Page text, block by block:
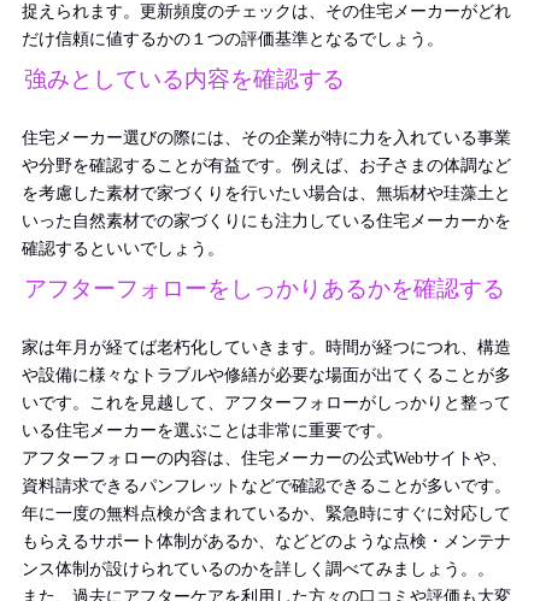
捉えられます。更新頻度のチェックは、その住宅メーカーがどれ
だけ信頼に値するかの１つの評価基準となるでしょう。
強みとしている内容を確認する
住宅メーカー選びの際には、その企業が特に力を入れている事業
や分野を確認することが有益です。例えば、お子さまの体調など
を考慮した素材で家づくりを行いたい場合は、無垢材や珪藻土と
いった自然素材での家づくりにも注力している住宅メーカーかを
確認するといいでしょう。
アフターフォローをしっかりあるかを確認する
家は年月が経てば老朽化していきます。時間が経つにつれ、構造
や設備に様々なトラブルや修繕が必要な場面が出てくることが多
いです。これを見越して、アフターフォローがしっかりと整って
いる住宅メーカーを選ぶことは非常に重要です。
アフターフォローの内容は、住宅メーカーの公式Webサイトや、
資料請求できるパンフレットなどで確認できることが多いです。
年に一度の無料点検が含まれているか、緊急時にすぐに対応して
もらえるサポート体制があるか、などどのような点検・メンテナ
ンス体制が設けられているのかを詳しく調べてみましょう。。
また、過去にアフターケアを利用した方々の口コミや評価も大変